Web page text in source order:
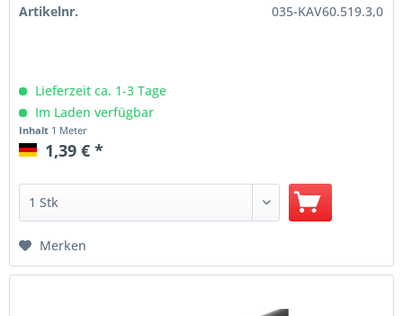
Artikelnr. 035-KAV60.519.3,0
Lieferzeit ca. 1-3 Tage
Im Laden verfügbar
Inhalt 1 Meter
1,39 € *
Merken